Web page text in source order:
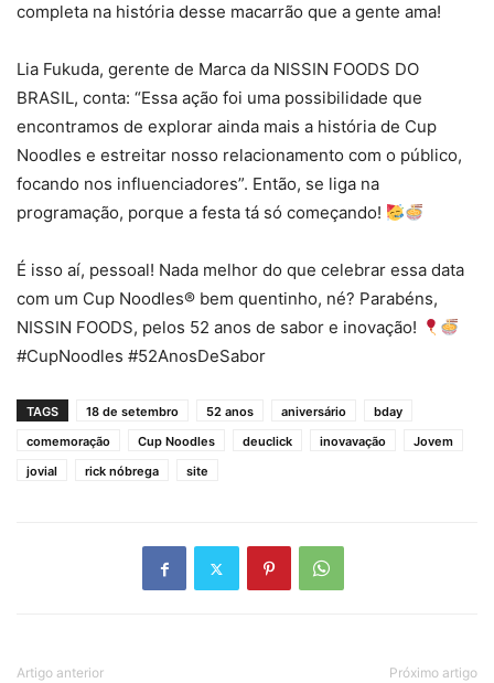
completa na história desse macarrão que a gente ama!
Lia Fukuda, gerente de Marca da NISSIN FOODS DO
BRASIL, conta: “Essa ação foi uma possibilidade que
encontramos de explorar ainda mais a história de Cup
Noodles e estreitar nosso relacionamento com o público,
focando nos influenciadores”. Então, se liga na
programação, porque a festa tá só começando!
É isso aí, pessoal! Nada melhor do que celebrar essa data
com um Cup Noodles® bem quentinho, né? Parabéns,
NISSIN FOODS, pelos 52 anos de sabor e inovação!
#CupNoodles #52AnosDeSabor
TAGS 18 de setembro 52 anos aniversário
bday
comemoração
Cup Noodles deuclick inovavação
Jovem
jovial
rick nóbrega site
Artigo anterior Próximo artigo